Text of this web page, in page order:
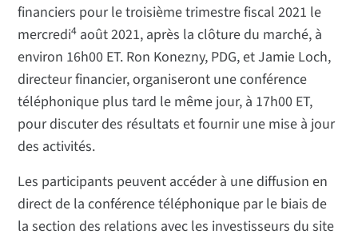
financiers pour le troisième trimestre fiscal 2021 le
mercredi4 août 2021, après la clôture du marché, à
environ 16h00 ET. Ron Konezny, PDG, et Jamie Loch,
directeur financier, organiseront une conférence
téléphonique plus tard le même jour, à 17h00 ET,
pour discuter des résultats et fournir une mise à jour
des activités.
Les participants peuvent accéder à une diffusion en
direct de la conférence téléphonique par le biais de
la section des relations avec les investisseurs du site